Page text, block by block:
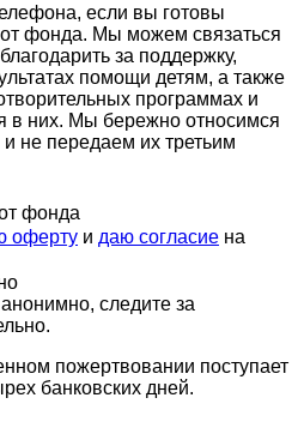
если вы готовы
от фонда. Мы можем связаться
за поддержку,
помощи детям, а также
программах и
в них. Мы бережно относимся
не передаем их третьим
фонда
оферту и даю согласие на
следите за
пожертвовании поступает
банковских дней.